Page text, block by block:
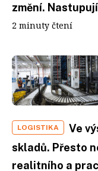
změní.
2 minuty čtení
LOGISTIKA
Ve
skladů. Přesto
realitního a